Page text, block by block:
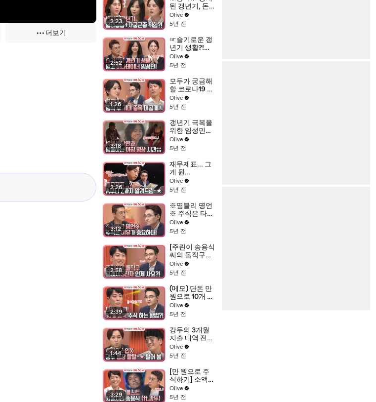
더보기
2:23
된 갱년기, 돈
도 새고 건강도
악화 시켜?! #
궁근종
Olive
5년 전
2:52
☞슬기로운 갱
년기 생활?!☜
원조 아나테이
너 임성민의 등
Olive
5년 전
1:26
모두가 궁금해
할 코로나19 종
식 후 기대 종목
대공개◐▽◐!!!
Olive
5년 전
3:18
갱년기 극복을
위한 임성민의
아침 명상 시간
(ft.방해꾼 남편
Olive
5년 전
2:26
재무제표... 그
게 뭔
데...☆★☆ 염
승환이 알려주
는 방법♨
Olive
5년 전
3:12
※염블리 명언
※ 주식은 타이
밍보다 이유가
중요하다 (ft.시
법)
Olive
5년 전
2:58
[주린이 송용식
씨의 돌직구
Q&A] S전자,
언제 사야 하는
타이밍
Olive
5년 전
2:39
(메모) 단돈 만
원으로 10개 종
목 주식하는 방
법이 있다?!
Olive
5년 전
1:44
강두의 3개월
지출 내역 전격
공개♨ #0의_
향연 #엥겔지
Olive
5년 전
3:29
[만 원으로 주
식하기] 소액투
자 게스트 '서울
시민' 송용식
Olive
5년 전